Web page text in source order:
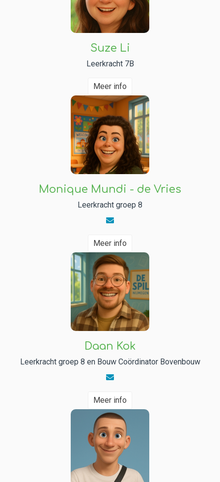
Suze Li
Leerkracht 7B
Meer info
Monique Mundi - de Vries
Leerkracht groep 8
Meer info
Daan Kok
Leerkracht groep 8 en Bouw Coördinator Bovenbouw
Meer info